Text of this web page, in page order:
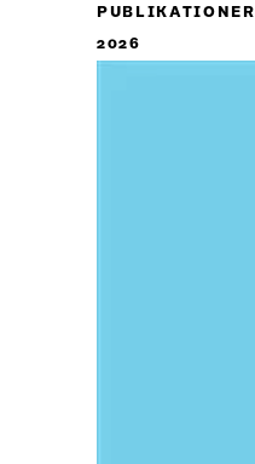
PUBLIKATIONER
2026